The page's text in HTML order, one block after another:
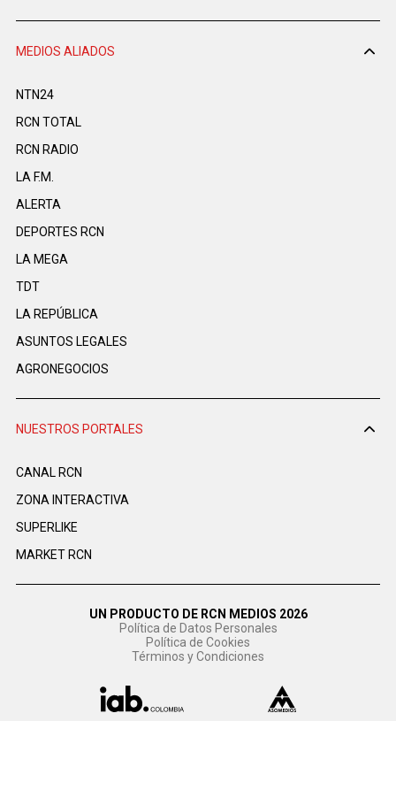
MEDIOS ALIADOS
NTN24
RCN TOTAL
RCN RADIO
LA F.M.
ALERTA
DEPORTES RCN
LA MEGA
TDT
LA REPÚBLICA
ASUNTOS LEGALES
AGRONEGOCIOS
NUESTROS PORTALES
CANAL RCN
ZONA INTERACTIVA
SUPERLIKE
MARKET RCN
UN PRODUCTO DE RCN MEDIOS 2026
Política de Datos Personales
Política de Cookies
Términos y Condiciones